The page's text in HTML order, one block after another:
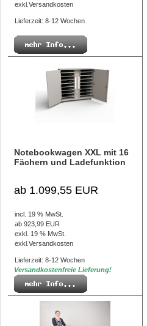
exkl. Versandkosten
Lieferzeit: 8-12 Wochen
Notebookwagen XXL mit 16
Fächern und Ladefunktion
ab 1.099,55 EUR
incl. 19 % MwSt.
ab 923,99 EUR
exkl. 19 % MwSt.
exkl. Versandkosten
Lieferzeit: 8-12 Wochen
Versandkostenfreie Lieferung!